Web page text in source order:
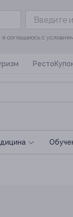
соглашаюсь с